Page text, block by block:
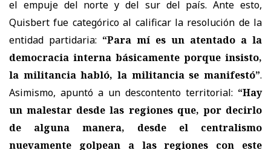
el empuje del norte y del sur del país. Ante esto,
Quisbert fue categórico al calificar la resolución de la
entidad partidaria: “Para mí es un atentado a la
democracia interna básicamente porque insisto,
la militancia habló, la militancia se manifestó”.
Asimismo, apuntó a un descontento territorial: “Hay
un malestar desde las regiones que, por decirlo
de alguna manera, desde el centralismo
nuevamente golpean a las regiones con este